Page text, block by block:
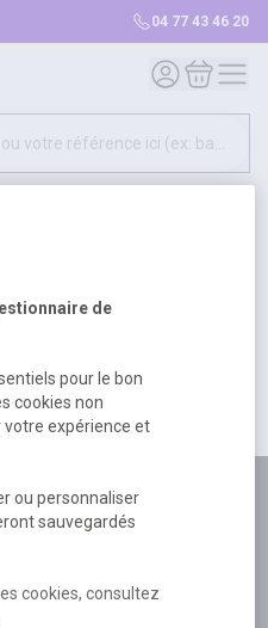
04 77 43 46 20
Mon compte
Mon
occasionée.
Retour à l'accueil
de
pour le bon
cookies non
expérience et
ou personnaliser
sauvegardés
cookies, consultez